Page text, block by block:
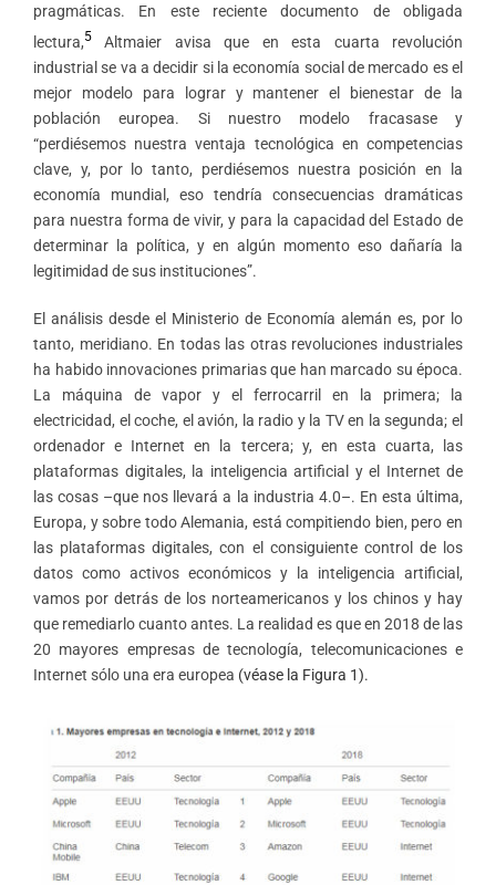
pragmáticas. En este reciente documento de obligada
lectura,5 Altmaier avisa que en esta cuarta revolución
industrial se va a decidir si la economía social de mercado es el
mejor modelo para lograr y mantener el bienestar de la
población europea. Si nuestro modelo fracasase y
“perdiésemos nuestra ventaja tecnológica en competencias
clave, y, por lo tanto, perdiésemos nuestra posición en la
economía mundial, eso tendría consecuencias dramáticas
para nuestra forma de vivir, y para la capacidad del Estado de
determinar la política, y en algún momento eso dañaría la
legitimidad de sus instituciones”.
El análisis desde el Ministerio de Economía alemán es, por lo
tanto, meridiano. En todas las otras revoluciones industriales
ha habido innovaciones primarias que han marcado su época.
La máquina de vapor y el ferrocarril en la primera; la
electricidad, el coche, el avión, la radio y la TV en la segunda; el
ordenador e Internet en la tercera; y, en esta cuarta, las
plataformas digitales, la inteligencia artificial y el Internet de
las cosas –que nos llevará a la industria 4.0–. En esta última,
Europa, y sobre todo Alemania, está compitiendo bien, pero en
las plataformas digitales, con el consiguiente control de los
datos como activos económicos y la inteligencia artificial,
vamos por detrás de los norteamericanos y los chinos y hay
que remediarlo cuanto antes. La realidad es que en 2018 de las
20 mayores empresas de tecnología, telecomunicaciones e
Internet sólo una era europea (véase la Figura 1).